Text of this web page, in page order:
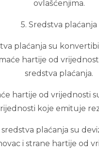
ovlašćenjima.
5. Sredstva plaćanja
plaćanja su
hartije od
sredstva plaćanja.
hartije od vrijednosti
koje emituje
sredstva plaćanja su
i strane hartije od